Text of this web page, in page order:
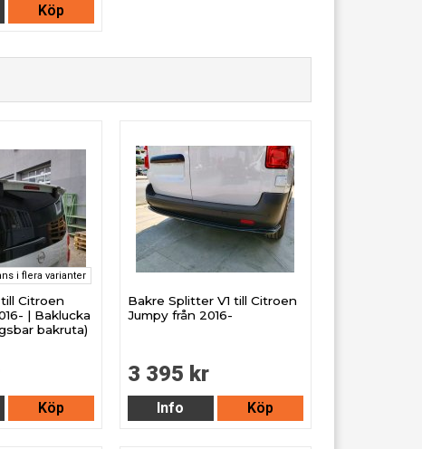
Köp
i flera varianter
Citroen
| Baklucka
bakruta)
Köp
Bakre Splitter V1 till Citroen
Jumpy från 2016-
3 395 kr
Info Köp